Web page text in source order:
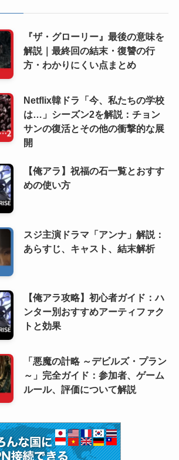
『ザ・グローリー』最後の意味を
解説｜最終回の結末・復讐の行
方・わかりにくい点まとめ
Netflix韓ドラ「今、私たちの学校
は…」シーズン2を解説：チョン
サンの復活とその他の衝撃的な展
開
【俺アラ】祝福の石一覧とおすす
めの使い方
スジ主演ドラマ「アンナ」解説：
あらすじ、キャスト、結末解析
【俺アラ攻略】初心者ガイド：ハ
ンター別おすすめアーティファク
トと効果
「悪魔の計略 ～デビルズ・プラン
～」完全ガイド：参加者、ゲーム
ルール、評価について解説